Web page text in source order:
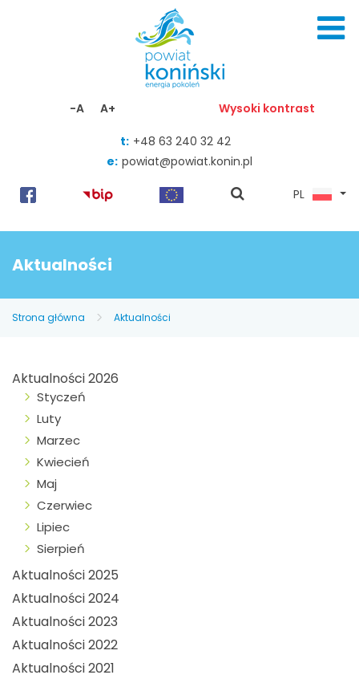
-A A+ Wysoki kontrast
t: +48 63 240 32 42
e: powiat@powiat.konin.pl
pokaż
PL
Aktualności
Strona główna Aktualności
Aktualności 2026
Styczeń
Luty
Marzec
Kwiecień
Maj
Czerwiec
Lipiec
Sierpień
Aktualności 2025
Aktualności 2024
Aktualności 2023
Aktualności 2022
Aktualności 2021